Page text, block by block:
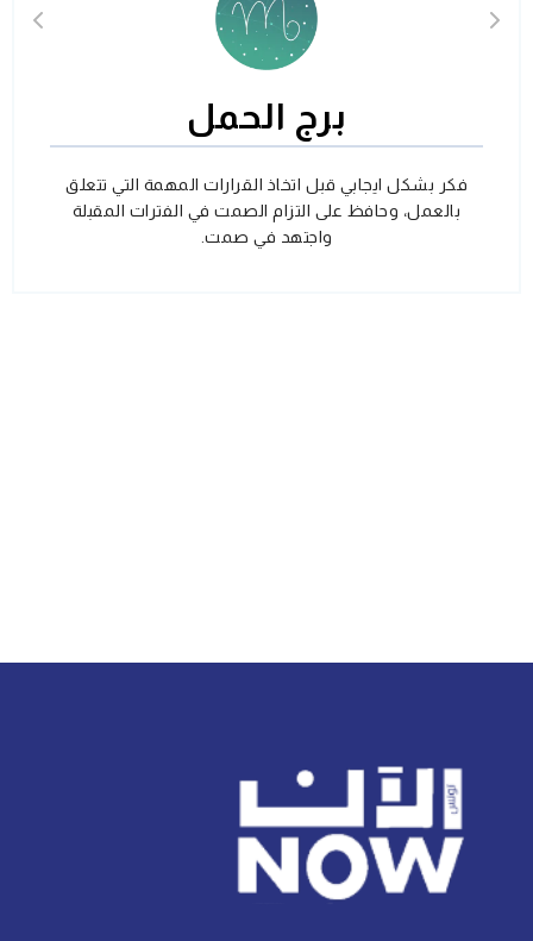
برج الحمل
فكر بشكل ايجابي قبل اتخاذ القرارات المهمة التي تتعلق
بالعمل، وحافظ على التزام الصمت في الفترات المقبلة
واجتهد في صمت.